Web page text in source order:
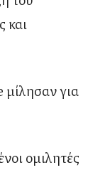
και
μίλησαν για
ομιλητές